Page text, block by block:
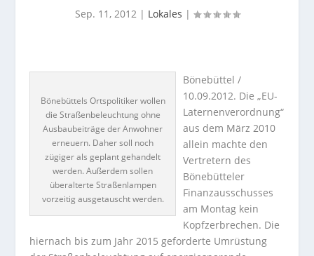
Sep. 11, 2012| Lokales |
Bönebüttels Ortspolitiker wollen
die Straßenbeleuchtung ohne
Ausbaubeiträge der Anwohner
erneuern. Daher soll noch
zügiger als geplant gehandelt
werden. Außerdem sollen
überalterte Straßenlampen
vorzeitig ausgetauscht werden.
Bönebüttel /
10.09.2012. Die „EU-
Laternenverordnung“
aus dem März 2010
allein machte den
Vertretern des
Bönebütteler
Finanzausschusses
am Montag kein
Kopfzerbrechen. Die
hiernach bis zum Jahr 2015 geforderte Umrüstung